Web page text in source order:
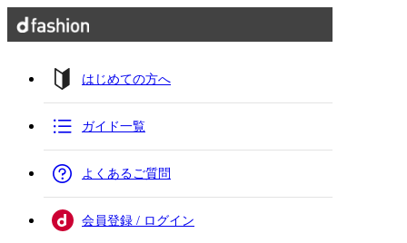
はじめての方へ
ガイド一覧
よくあるご質問
会員登録 / ログイン